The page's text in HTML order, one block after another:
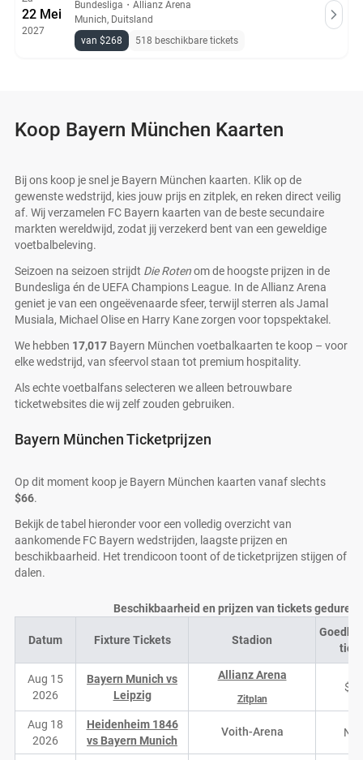
22 Mei
2027
Bundesliga ・ Allianz Arena
Munich, Duitsland
van $268
518 beschikbare tickets
Koop Bayern München Kaarten
Bij ons koop je snel je Bayern München kaarten. Klik op de
gewenste wedstrijd, kies jouw prijs en zitplek, en reken direct veilig
af. Wij verzamelen FC Bayern kaarten van de beste secundaire
markten wereldwijd, zodat jij verzekerd bent van een geweldige
voetbalbeleving.
Seizoen na seizoen strijdt Die Rotenom de hoogste prijzen in de
Bundesliga én de UEFA Champions League. In de Allianz Arena
geniet je van een ongeëvenaarde sfeer, terwijl sterren als Jamal
Musiala, Michael Olise en Harry Kane zorgen voor topspektakel.
We hebben 17,017 Bayern München voetbalkaarten te koop – voor
elke wedstrijd, van sfeervol staan tot premium hospitality.
Als echte voetbalfans selecteren we alleen betrouwbare
ticketwebsites die wij zelf zouden gebruiken.
Bayern München Ticketprijzen
Op dit moment koop je Bayern München kaarten vanaf slechts
$66.
Bekijk de tabel hieronder voor een volledig overzicht van
aankomende FC Bayern wedstrijden, laagste prijzen en
beschikbaarheid. Het trendicoon toont of de ticketprijzen stijgen of
dalen.
Beschikbaarheid en prijzen van tickets
Datum Fixture Tickets Stadion
Aug 15
2026
Bayern Munich vs
Leipzig
Allianz Arena
Zitplan
$66
Aug 18
2026
Heidenheim 1846
vs Bayern Munich
Voith-Arena N/A